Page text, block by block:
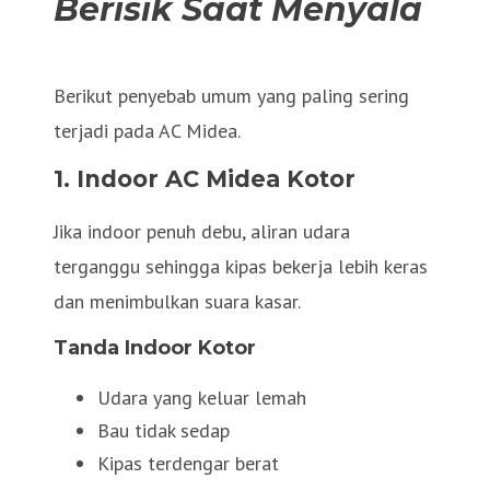
Berisik Saat Menyala
Berikut penyebab umum yang paling sering
terjadi pada AC Midea.
1. Indoor AC Midea Kotor
Jika indoor penuh debu, aliran udara
terganggu sehingga kipas bekerja lebih keras
dan menimbulkan suara kasar.
Tanda Indoor Kotor
Udara yang keluar lemah
Bau tidak sedap
Kipas terdengar berat